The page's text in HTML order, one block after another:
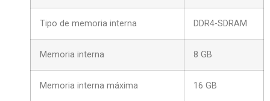
Tipo de memoria interna DDR4-SDRAM
Memoria interna 8 GB
Memoria interna máxima 16 GB